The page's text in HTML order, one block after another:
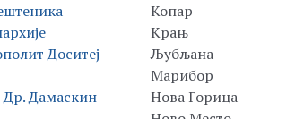
Доситеј
Дамаскин
Копар
Крањ
Љубљана
Марибор
Нова Горица